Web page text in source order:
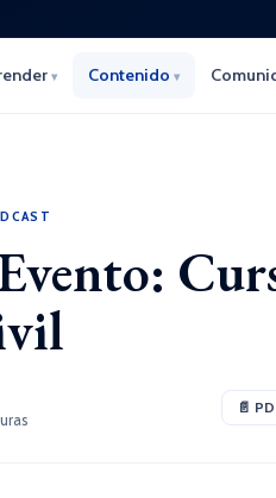
▾ Contenido ▾
📄